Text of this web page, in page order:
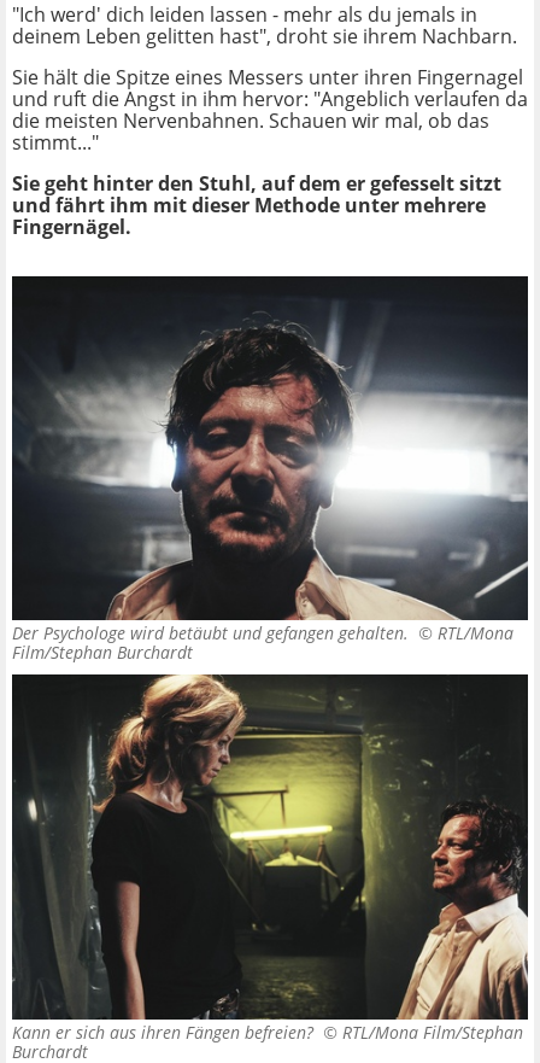
"Ich werd' dich leiden lassen - mehr als du jemals in
deinem Leben gelitten hast", droht sie ihrem Nachbarn.
Sie hält die Spitze eines Messers unter ihren Fingernagel
und ruft die Angst in ihm hervor: "Angeblich verlaufen da
die meisten Nervenbahnen. Schauen wir mal, ob das
stimmt..."
Sie geht hinter den Stuhl, auf dem er gefesselt sitzt
und fährt ihm mit dieser Methode unter mehrere
Fingernägel.
Der Psychologe wird betäubt und gefangen gehalten. © RTL/Mona
Film/Stephan Burchardt
Kann er sich aus ihren Fängen befreien? © RTL/Mona Film/Stephan
Burchardt